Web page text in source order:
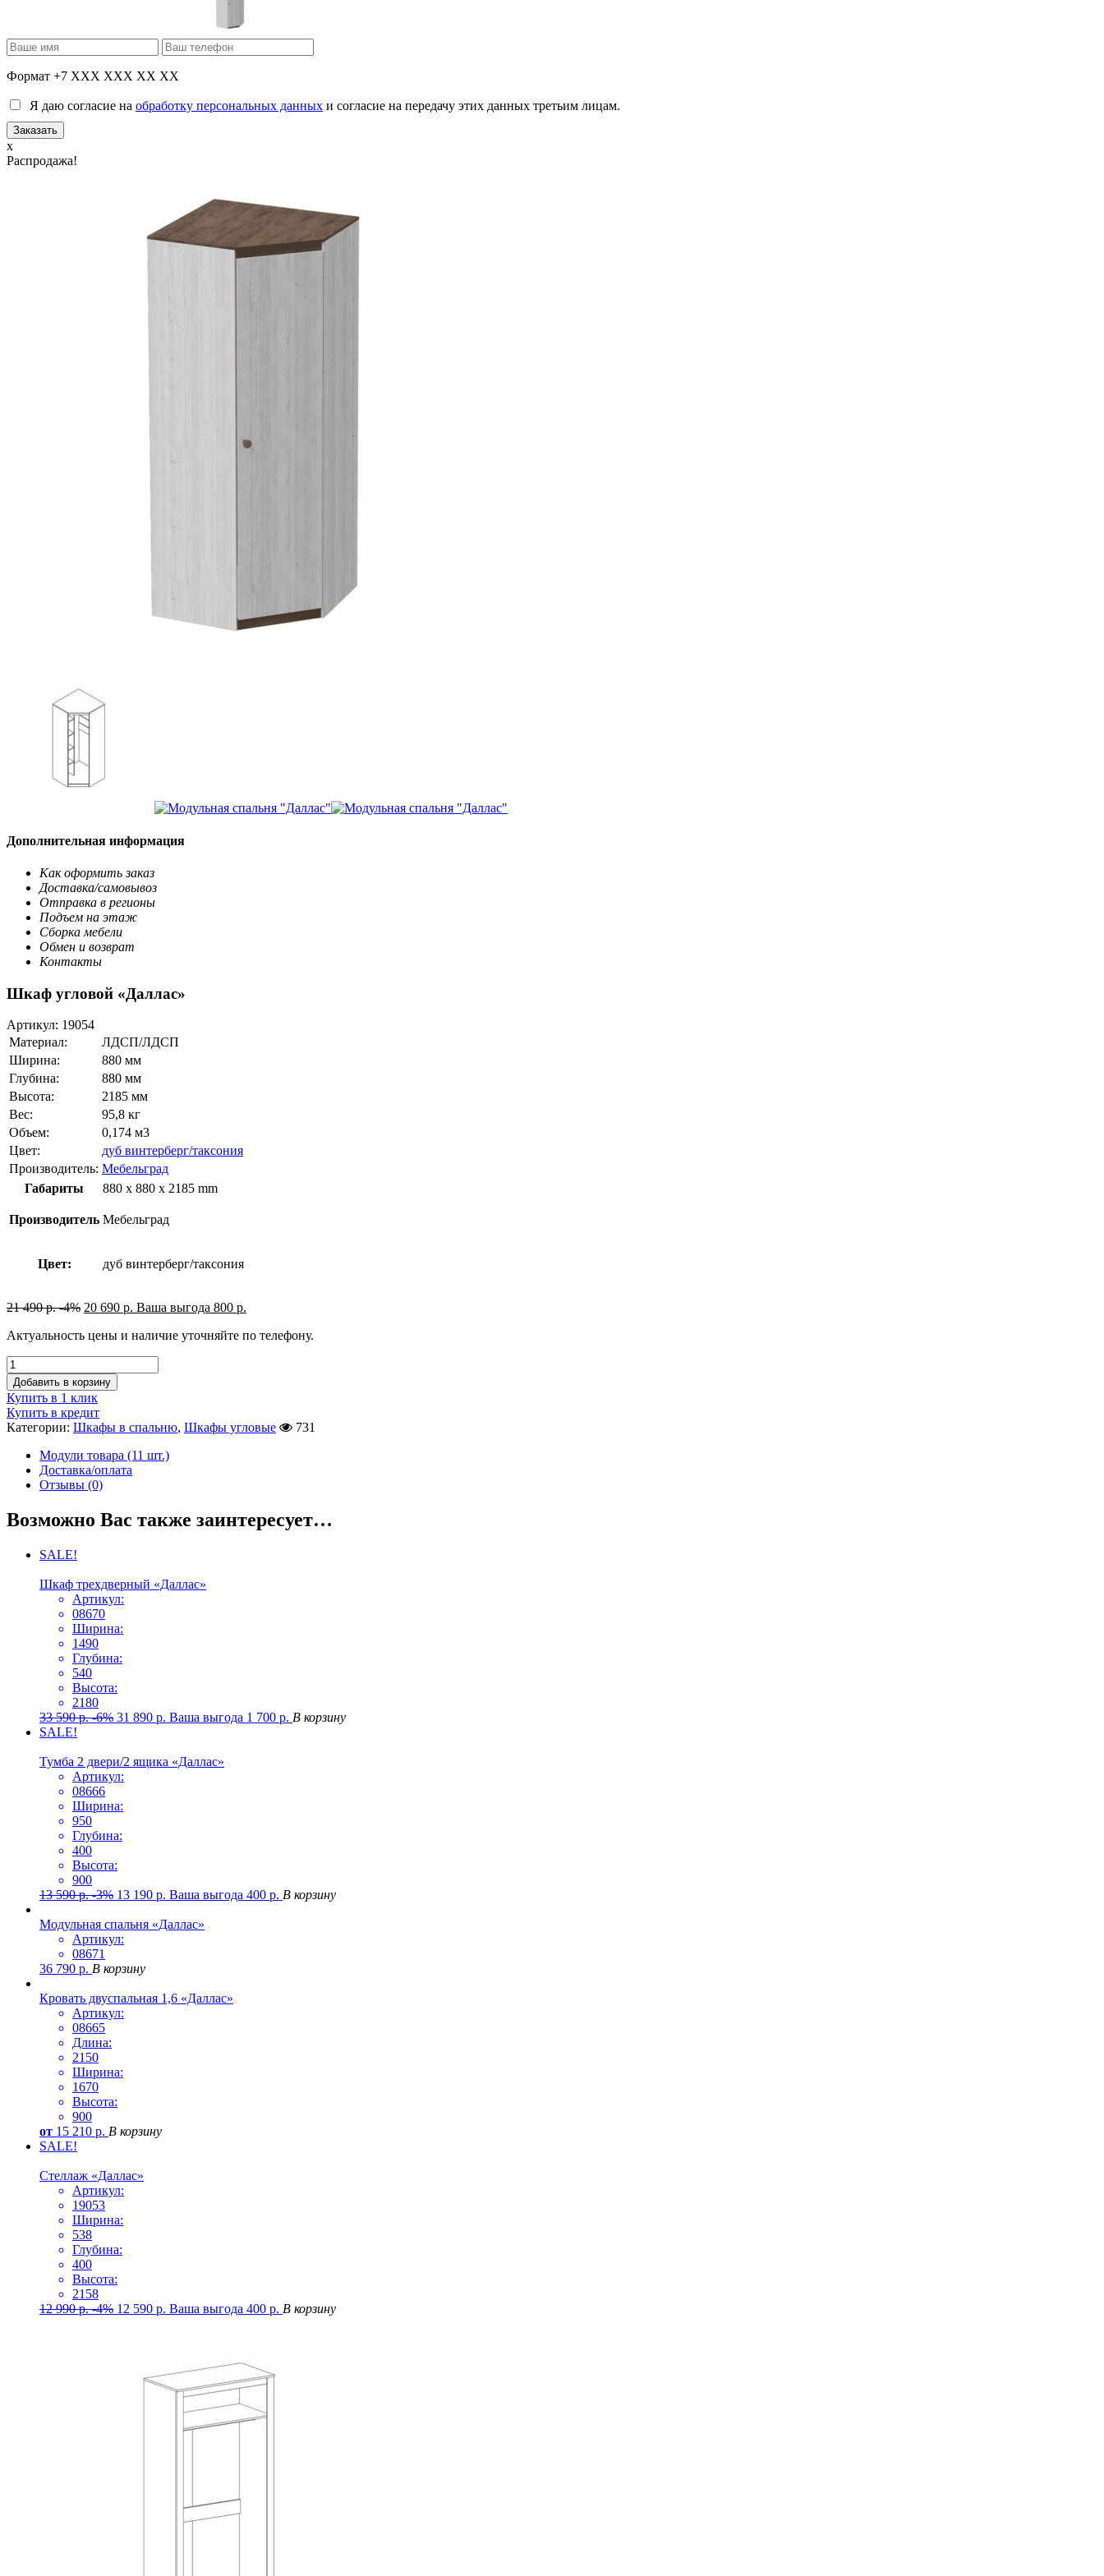
Формат +7 XXX XXX XX XX
Я даю согласие на обработку персональных данных и согласие на передачу этих данных третьим лицам.
x
Распродажа!
Дополнительная информация
Как оформить заказ
Доставка/самовывоз
Отправка в регионы
Подъем на этаж
Сборка мебели
Обмен и возврат
Контакты
Шкаф угловой «Даллас»
Артикул: 19054
Материал:
ЛДСП/ЛДСП
Ширина:
880 мм
Глубина:
880 мм
Высота:
2185 мм
Вес:
95,8 кг
Объем:
0,174 м3
Цвет:
дуб винтерберг/таксония
Производитель: Мебельград
Габариты
880 x 880 x 2185 mm
Производитель Мебельград
Цвет: дуб винтерберг/таксония
21 490р. -4% 20 690 р. Ваша выгода 800 р.
Актуальность цены и наличие уточняйте по телефону.
Добавить в корзину
Купить в 1 клик
Купить в кредит
Категории: Шкафы в спальню, Шкафы угловые
731
Модули товара (11 шт.)
Доставка/оплата
Отзывы (0)
Возможно Вас также заинтересует…
SALE!
Шкаф трехдверный «Даллас»
Артикул:
08670
Ширина:
1490
Глубина:
540
Высота:
2180
33 590р. -6% 31 890 р. Ваша выгода 1 700 р. В корзину
SALE!
Тумба 2 двери/2 ящика «Даллас»
Артикул:
08666
Ширина:
950
Глубина:
400
Высота:
900
13 590р. -3% 13 190 р. Ваша выгода 400 р. В корзину
Модульная спальня «Даллас»
Артикул:
08671
36 790 р. В корзину
Кровать двуспальная 1,6 «Даллас»
Артикул:
08665
Длина:
2150
Ширина:
1670
Высота:
900
от 15 210 р. В корзину
SALE!
Стеллаж «Даллас»
Артикул:
19053
Ширина:
538
Глубина:
400
Высота:
2158
12 990р. -4% 12 590 р. Ваша выгода 400 р. В корзину